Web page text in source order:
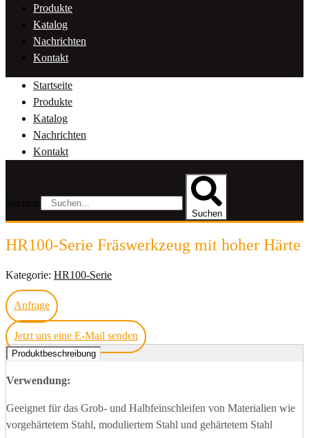
Produkte
Katalog
Nachrichten
Kontakt
Startseite
Produkte
Katalog
Nachrichten
Kontakt
Suchen
HR100-Serie Fräswerkzeug mit hoher Härte
Kategorie: HR100-Serie
Anfrage
Jetzt uns eine E-Mail senden
Produktbeschreibung
Verwendung:
Geeignet für das Grob- und Halbfeinschleifen von Materialien wie
vorgehärtetem Stahl, moduliertem Stahl und gehärtetem Stahl